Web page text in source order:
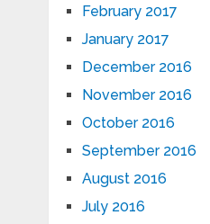
February 2017
January 2017
December 2016
November 2016
October 2016
September 2016
August 2016
July 2016